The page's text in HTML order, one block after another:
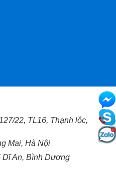
22, TL16, Thạnh lộc,
Mai, Hà Nội
Dĩ An, Bình Dương